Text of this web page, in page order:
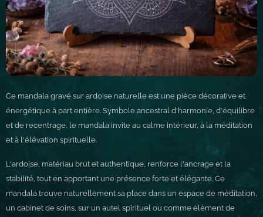
Ce mandala gravé sur ardoise naturelle est une pièce décorative et
énergétique à part entière. Symbole ancestral d'harmonie, d'équilibre
et de recentrage, le mandala invite au calme intérieur, à la méditation
et à l'élévation spirituelle.
L'ardoise, matériau brut et authentique, renforce l'ancrage et la
stabilité, tout en apportant une présence forte et élégante. Ce
mandala trouve naturellement sa place dans un espace de méditation,
un cabinet de soins, sur un autel spirituel ou comme élément de